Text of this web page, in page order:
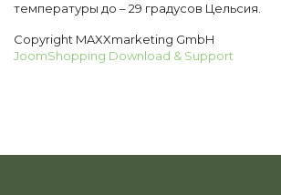
температуры до – 29 градусов Цельсия.
Copyright MAXXmarketing GmbH
JoomShopping Download & Support